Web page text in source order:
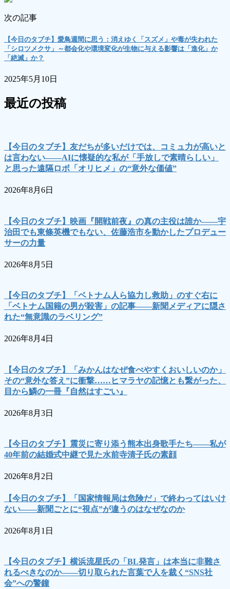
次の記事
【今日のタブチ】愛鳥週間に思う：消えゆく「スズメ」や毒が失われた
「シロツメクサ」～都会化や環境変化が生物に与える影響は「進化」か
「絶滅」か？
2025年5月10日
最近の投稿
【今日のタブチ】友だちが多いだけでは、コミュ力が高いと
は言わない――AIに懐疑的な私が「手放しで素晴らしい」
と思った遠隔ロボ「オリヒメ」の“意外な価値”
2026年8月6日
【今日のタブチ】映画『開戦前夜』の真の主役は誰か――宇
治田でも東條英機でもない、佐藤浩市を動かしたプロデュー
サーの力量
2026年8月5日
【今日のタブチ】「ベトナム人ら協力し救助」のすぐ右に
「ベトナム国籍の男が殺害」の記事――新聞メディアに隠さ
れた“無意識のラベリング”
2026年8月4日
【今日のタブチ】「みかんはなぜ食べやすくおいしいのか」
その“意外な答え”に衝撃……ヒマラヤの記憶とも繋がった、
目から鱗の一冊『自然はすごい』
2026年8月3日
【今日のタブチ】震災に寄り添う熊本出身歌手たち――私が
40年前の結婚式中継で見た水前寺清子氏の素顔
2026年8月2日
【今日のタブチ】「国家情報局は危険だ」で終わってはいけ
ない――新聞ごとに“視点”が違うのはなぜなのか
2026年8月1日
【今日のタブチ】横浜流星氏の「BL発言」は本当に非難さ
れるべきなのか――切り取られた言葉で人を裁く“SNS社
会”への警鐘